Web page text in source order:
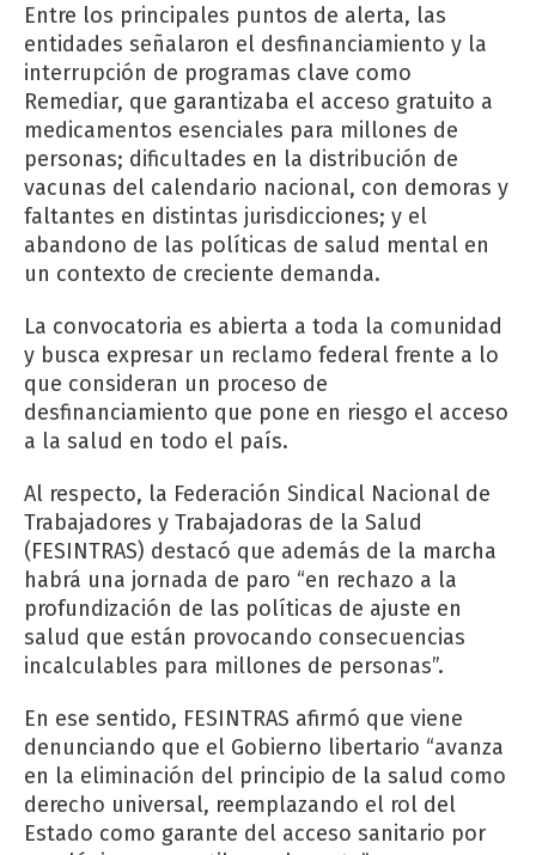
Entre los principales puntos de alerta, las
entidades señalaron el desfinanciamiento y la
interrupción de programas clave como
Remediar, que garantizaba el acceso gratuito a
medicamentos esenciales para millones de
personas; dificultades en la distribución de
vacunas del calendario nacional, con demoras y
faltantes en distintas jurisdicciones; y el
abandono de las políticas de salud mental en
un contexto de creciente demanda.
La convocatoria es abierta a toda la comunidad
y busca expresar un reclamo federal frente a lo
que consideran un proceso de
desfinanciamiento que pone en riesgo el acceso
a la salud en todo el país.
Al respecto, la Federación Sindical Nacional de
Trabajadores y Trabajadoras de la Salud
(FESINTRAS) destacó que además de la marcha
habrá una jornada de paro “en rechazo a la
profundización de las políticas de ajuste en
salud que están provocando consecuencias
incalculables para millones de personas”.
En ese sentido, FESINTRAS afirmó que viene
denunciando que el Gobierno libertario “avanza
en la eliminación del principio de la salud como
derecho universal, reemplazando el rol del
Estado como garante del acceso sanitario por